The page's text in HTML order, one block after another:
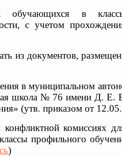
обучающихся в
с учетом
из документов,
в муниципальном
школа № 76 имени Д. Е.
(утв. приказом от
комиссиях
классы профильного
)